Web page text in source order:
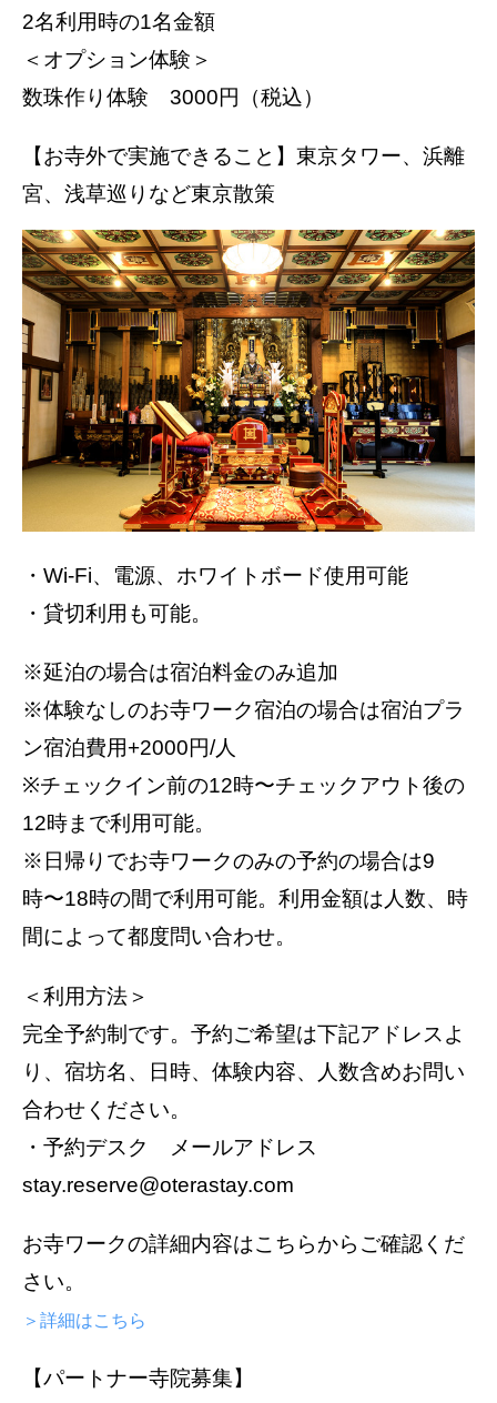
2名利用時の1名金額
＜オプション体験＞
数珠作り体験 3000円（税込）
【お寺外で実施できること】東京タワー、浜離
宮、浅草巡りなど東京散策
・Wi-Fi、電源、ホワイトボード使用可能
・貸切利用も可能。
※延泊の場合は宿泊料金のみ追加
※体験なしのお寺ワーク宿泊の場合は宿泊プラ
ン宿泊費用+2000円/人
※チェックイン前の12時〜チェックアウト後の
12時まで利用可能。
※日帰りでお寺ワークのみの予約の場合は9
時〜18時の間で利用可能。利用金額は人数、時
間によって都度問い合わせ。
＜利用方法＞
完全予約制です。予約ご希望は下記アドレスよ
り、宿坊名、日時、体験内容、人数含めお問い
合わせください。
・予約デスク メールアドレス
stay.reserve@oterastay.com
お寺ワークの詳細内容はこちらからご確認くだ
さい。
＞詳細はこちら
【パートナー寺院募集】